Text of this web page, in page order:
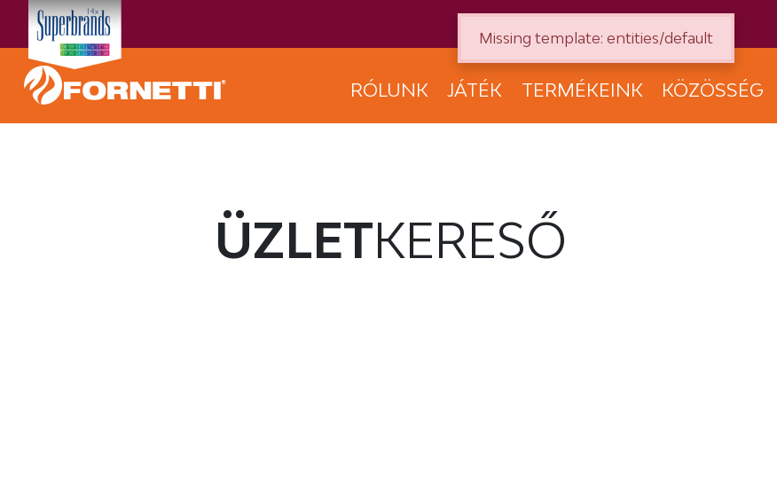
RÓLUNK JÁTÉK TERMÉKEINK KÖZÖSSÉG
ÜZLETKERESŐ
Missing template: entities/default